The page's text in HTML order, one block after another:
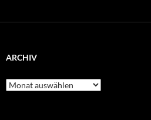
ARCHIV
Archiv